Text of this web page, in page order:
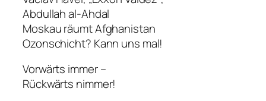
Abdullah al-Ahdal
Moskau räumt Afghanistan
Ozonschicht? Kann uns mal!
Vorwärts immer –
Rückwärts nimmer!